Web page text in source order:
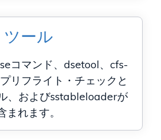
ツール
コマンド、dsetool、cfs-
リフライト・チェックと
、およびsstableloaderが
まれます。